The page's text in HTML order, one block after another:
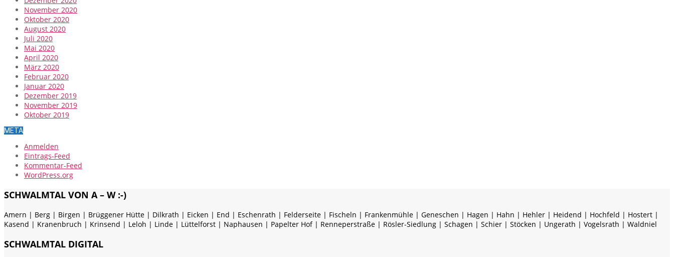
November 2020
Oktober 2020
August 2020
Juli 2020
Mai 2020
April 2020
März 2020
Februar 2020
Januar 2020
Dezember 2019
November 2019
Oktober 2019
META
Anmelden
Eintrags-Feed
Kommentar-Feed
WordPress.org
SCHWALMTAL VON A – W :-)
Amern | Berg | Birgen | Brüggener Hütte | Dilkrath | Eicken | End | Eschenrath | Felderseite | Fischeln | Frankenmühle | Geneschen | Hagen | Hahn | Hehler | Heidend | Hochfeld | Hostert |
Kasend | Kranenbruch | Krinsend | Leloh | Linde | Lüttelforst | Naphausen | Papelter Hof | Renneperstraße | Rösler-Siedlung | Schagen | Schier | Stöcken | Ungerath | Vogelsrath | Waldniel
SCHWALMTAL DIGITAL